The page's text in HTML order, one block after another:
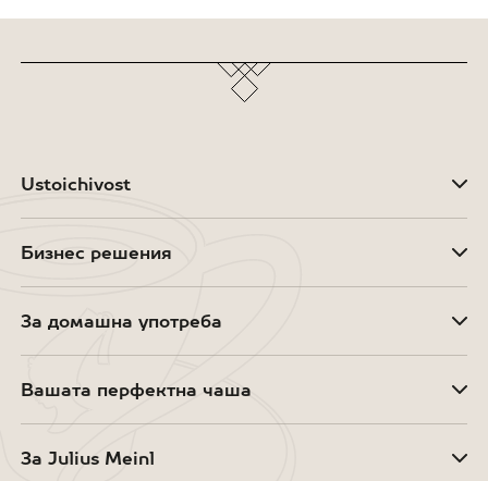
Ustoichivost
Бизнес решения
За домашна употреба
Вашата перфектна чаша
За Julius Meinl